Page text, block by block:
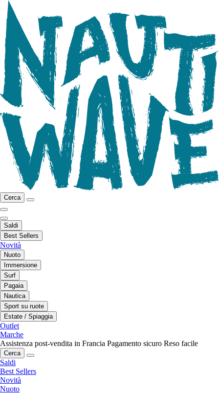
Cerca
Saldi
Best Sellers
Novità
Nuoto
Immersione
Surf
Pagaia
Nautica
Sport su ruote
Estate / Spiaggia
Outlet
Marche
Assistenza post-vendita in Francia Pagamento sicuro Reso facile
Cerca
Saldi
Best Sellers
Novità
Nuoto